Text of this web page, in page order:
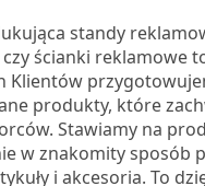
standy
ścianki reklamowe
Klientów
produkty, które
Stawiamy na
w znakomity sposób
i akcesoria. To